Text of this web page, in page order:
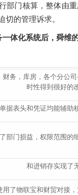
部门核算，整体由
切的管理诉求。
体化系统后，舜维
财务，库房，各个分公
时性得到很好的
单据表头和凭证均能辅助
部门损益，权限范围的
和进销存实现了
用了物联宝和财贸对接